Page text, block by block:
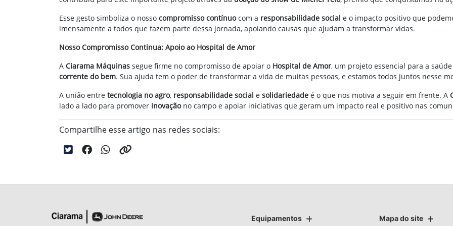
Esse gesto simboliza o nosso compromisso contínuocom a responsabilidade social e o impacto positivo que
imensamente a todos que fazem parte dessa jornada, apoiando causas que ajudam a transformar vidas.
Nosso Compromisso Continua: Apoio ao Hospital de Amor
A Ciarama Máquinas segue firme no compromisso de apoiar o Hospital de Amor, um projeto essencial para a
corrente do bem. Sua ajuda tem o poder de transformar a vida de muitas pessoas, e estamos todos juntos nesse
A união entre tecnologia no agro, responsabilidade social e solidariedade é o que nos motiva a seguir em frente. A
lado a lado para promover inovaçãono campo e apoiar iniciativas que geram um impacto real e positivo nas
Compartilhe esse artigo nas redes sociais:
Equipamentos Mapa do site